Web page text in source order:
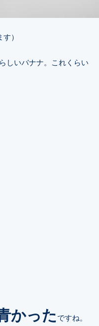
）
しいバナナ。これくらい
かったですね。